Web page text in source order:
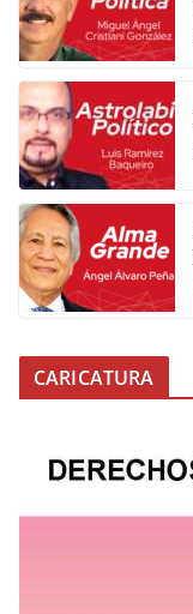
CARICATURA